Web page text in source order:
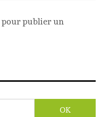
pour publier un